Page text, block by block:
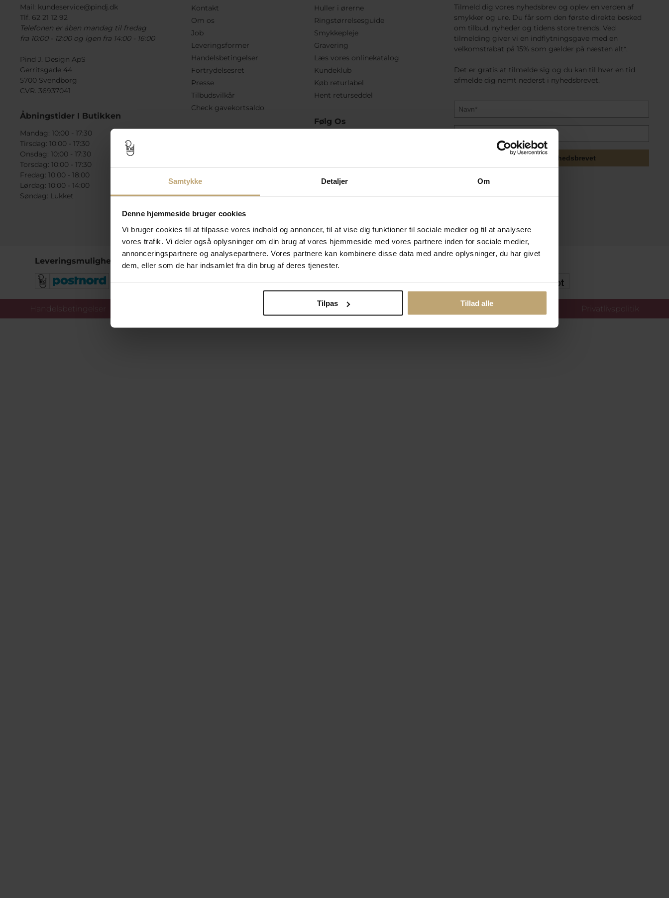
Samtykke Detaljer Om
Denne hjemmeside bruger cookies
Vi bruger cookies til at tilpasse vores indhold og annoncer, til at vise dig funktioner til sociale medier og til at analysere
vores trafik. Vi deler også oplysninger om din brug af vores hjemmeside med vores partnere inden for sociale medier,
annonceringspartnere og analysepartnere. Vores partnere kan kombinere disse data med andre oplysninger, du har givet
dem, eller som de har indsamlet fra din brug af deres tjenester.
Tilpas Tillad alle
Mail: kundeservice@pindj.dk
Tlf. 62 21 12 92
Telefonen er åben mandag til fredag
fra 10:00 - 12:00 og igen fra 14:00 - 16:00
Pind J. Design ApS
Gerritsgade 44
5700 Svendborg
CVR. 36937041
Åbningstider I Butikken
Mandag: 10:00 - 17:30
Tirsdag: 10:00 - 17:30
Onsdag: 10:00 - 17:30
Torsdag: 10:00 - 17:30
Fredag: 10:00 - 18:00
Lørdag: 10:00 - 14:00
Søndag: Lukket
Kontakt
Om os
Job
Leveringsformer
Handelsbetingelser
Fortrydelsesret
Presse
Tilbudsvilkår
Check gavekortsaldo
Huller i ørerne
Ringstørrelsesguide
Smykkepleje
Gravering
Læs vores onlinekatalog
Kundeklub
Køb returlabel
Hent returseddel
Følg Os
Tilmeld dig vores nyhedsbrev og oplev en verden af
smykker og ure. Du får som den første direkte besked
om tilbud, nyheder og tidens store trends. Ved
tilmelding giver vi en indflytningsgave med en
velkomstrabat på 15% som gælder på næsten alt*.
Det er gratis at tilmelde sig og du kan til hver en tid
afmelde dig nemt nederst i nyhedsbrevet.
Tilmeld mig nyhedsbrevet
Leveringsmuligheder Betalingsmuligheder Sikker Og Tryg E-Handel
Handelsbetingelser Ændr cookie-indstillinger Privatlivspolitik